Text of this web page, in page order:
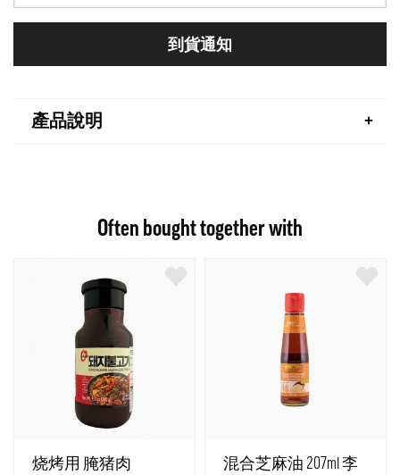
到貨通知
產品說明
Often bought together with
烧烤用 腌猪肉
混合芝麻油 207ml 李